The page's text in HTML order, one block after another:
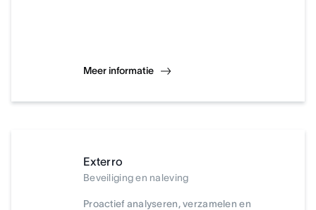
Meer informatie
Exterro
Beveiliging en naleving
Proactief analyseren, verzamelen en